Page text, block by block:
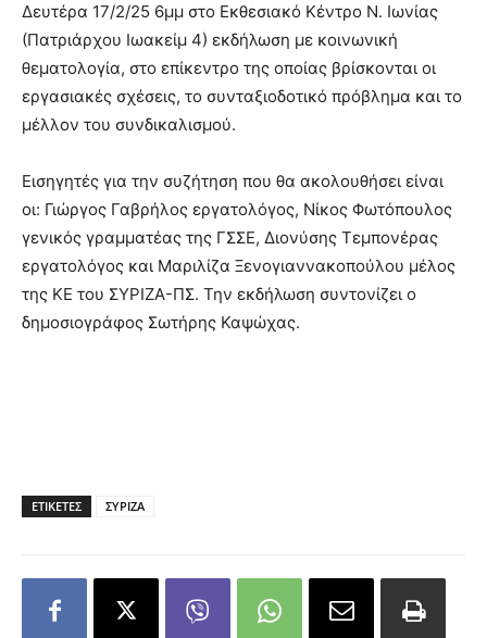
Δευτέρα 17/2/25 6μμ στο Εκθεσιακό Κέντρο Ν. Ιωνίας
(Πατριάρχου Ιωακείμ 4) εκδήλωση με κοινωνική
θεματολογία, στο επίκεντρο της οποίας βρίσκονται οι
εργασιακές σχέσεις, το συνταξιοδοτικό πρόβλημα και το
μέλλον του συνδικαλισμού.
Εισηγητές για την συζήτηση που θα ακολουθήσει είναι
οι: Γιώργος Γαβρήλος εργατολόγος, Νίκος Φωτόπουλος
γενικός γραμματέας της ΓΣΣΕ, Διονύσης Τεμπονέρας
εργατολόγος και Μαριλίζα Ξενογιαννακοπούλου μέλος
της ΚΕ του ΣΥΡΙΖΑ-ΠΣ. Την εκδήλωση συντονίζει ο
δημοσιογράφος Σωτήρης Καψώχας.
ΕΤΙΚΕΤΕΣ ΣΥΡΙΖΑ